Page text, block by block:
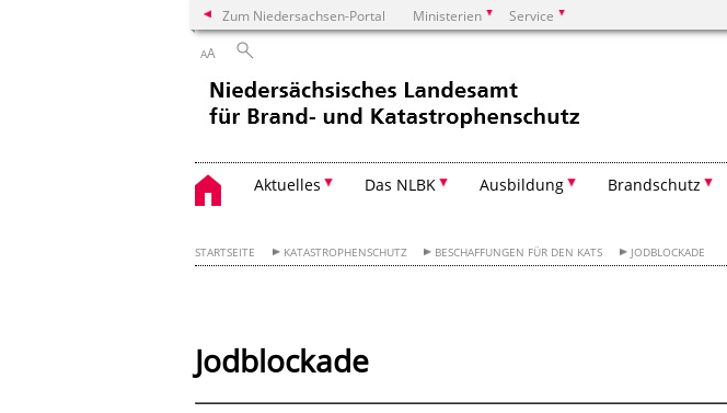
Zum Niedersachsen-Portal Ministerien Service
AA
Aktuelles Das NLBK Ausbildung Brandschutz
STARTSEITE KATASTROPHENSCHUTZ BESCHAFFUNGEN FÜR DEN KATS JODBLOCKADE
Jodblockade